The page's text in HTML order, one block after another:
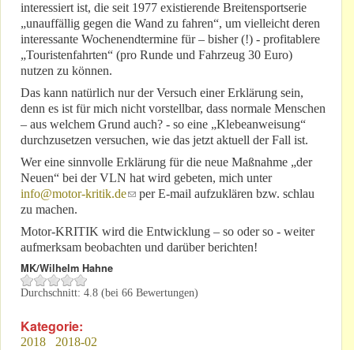
interessiert ist, die seit 1977 existierende Breitensportserie
„unauffällig gegen die Wand zu fahren“, um vielleicht deren
interessante Wochenendtermine für – bisher (!) - profitablere
„Touristenfahrten“ (pro Runde und Fahrzeug 30 Euro)
nutzen zu können.
Das kann natürlich nur der Versuch einer Erklärung sein,
denn es ist für mich nicht vorstellbar, dass normale Menschen
– aus welchem Grund auch? - so eine „Klebeanweisung“
durchzusetzen versuchen, wie das jetzt aktuell der Fall ist.
Wer eine sinnvolle Erklärung für die neue Maßnahme „der
Neuen“ bei der VLN hat wird gebeten, mich unter
info@motor-kritik.de(link sends e-mail)
per E-mail aufzuklären bzw. schlau
zu machen.
Motor-KRITIK wird die Entwicklung – so oder so - weiter
aufmerksam beobachten und darüber berichten!
MK/Wilhelm Hahne
Durchschnitt: 4.8 (bei 66 Bewertungen)
Kategorie:
2018
2018-02